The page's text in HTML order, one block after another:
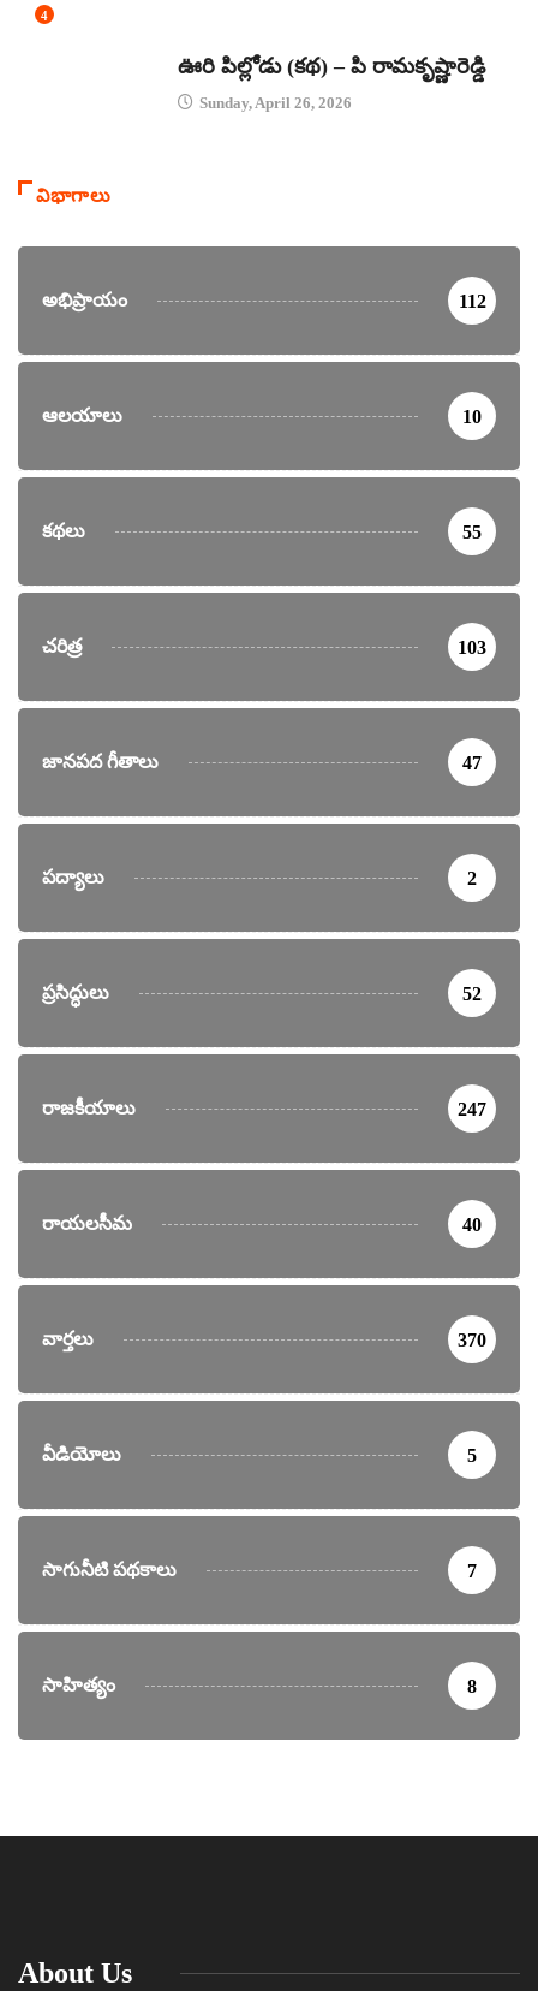
4
ఊరి పిల్లోడు (కథ) – పి రామకృష్ణారెడ్డి
Sunday, April 26, 2026
విభాగాలు
అభిప్రాయం 112
ఆలయాలు 10
కథలు 55
చరిత్ర 103
జానపద గీతాలు 47
పద్యాలు 2
ప్రసిద్ధులు 52
రాజకీయాలు 247
రాయలసీమ 40
వార్తలు 370
వీడియోలు 5
సాగునీటి పథకాలు 7
సాహిత్యం 8
About Us